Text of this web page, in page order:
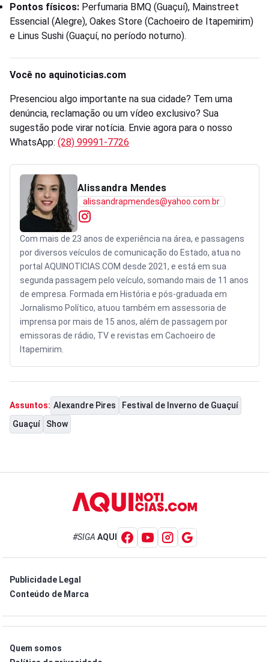
Pontos físicos: Perfumaria BMQ (Guaçuí), Mainstreet
Essencial (Alegre), Oakes Store (Cachoeiro de Itapemirim)
e Linus Sushi (Guaçuí, no período noturno).
Você no aquinoticias.com
Presenciou algo importante na sua cidade? Tem uma
denúncia, reclamação ou um vídeo exclusivo? Sua
sugestão pode virar notícia. Envie agora para o nosso
WhatsApp: (28) 99991-7726
Alissandra Mendes
alissandrapmendes@yahoo.com.br
Com mais de 23 anos de experiência na área, e passagens
por diversos veículos de comunicação do Estado, atua no
portal AQUINOTICIAS.COM desde 2021, e está em sua
segunda passagem pelo veículo, somando mais de 11 anos
de empresa. Formada em História e pós-graduada em
Jornalismo Político, atuou também em assessoria de
imprensa por mais de 15 anos, além de passagem por
emissoras de rádio, TV e revistas em Cachoeiro de
Itapemirim.
Assuntos: Alexandre Pires
Festival de Inverno de Guaçuí
Guaçuí
Show
#SIGA AQUI
Publicidade Legal
Conteúdo de Marca
Quem somos